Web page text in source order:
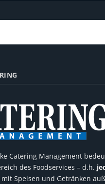
Catering Management
des Foodservices – d.h.
Speisen und Getränken